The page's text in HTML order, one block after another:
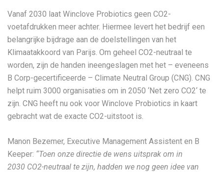
Vanaf 2030 laat Winclove Probiotics geen CO2-
voetafdrukken meer achter. Hiermee levert het bedrijf een
belangrijke bijdrage aan de doelstellingen van het
Klimaatakkoord van Parijs. Om geheel CO2-neutraal te
worden, zijn de handen ineengeslagen met het – eveneens
B Corp-gecertificeerde – Climate Neutral Group (CNG). CNG
helpt ruim 3000 organisaties om in 2050 ‘Net zero CO2‘ te
zijn. CNG heeft nu ook voor Winclove Probiotics in kaart
gebracht wat de exacte CO2-uitstoot is.
Manon Bezemer, Executive Management Assistent en B
Keeper: “Toen onze directie de wens uitsprak om in
2030 CO2-neutraal te zijn, hadden we nog geen idee van